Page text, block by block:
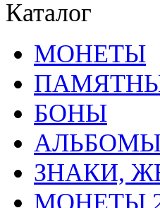
Каталог
MОНЕТЫ
БОНЫ
ЗНАКИ,
МОНЕТЫ 2